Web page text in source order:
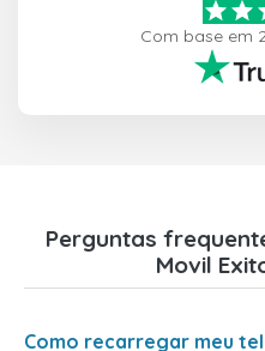
Com base em
Perguntas
Movil
Como recarregar meu